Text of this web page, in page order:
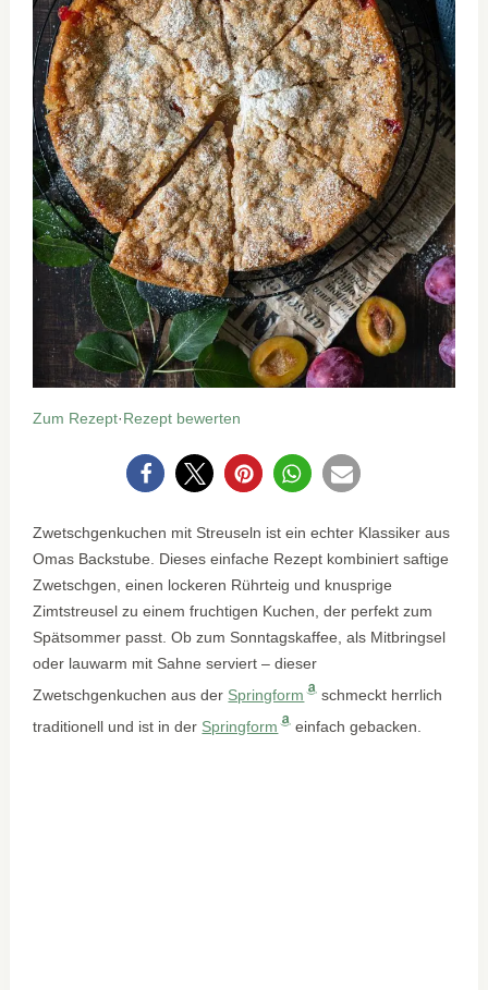
Zum Rezept·Rezept bewerten
0
Zwetschgenkuchen mit Streuseln ist ein echter Klassiker aus
Omas Backstube. Dieses einfache Rezept kombiniert saftige
Zwetschgen, einen lockeren Rührteig und knusprige
Zimtstreusel zu einem fruchtigen Kuchen, der perfekt zum
Spätsommer passt. Ob zum Sonntagskaffee, als Mitbringsel
oder lauwarm mit Sahne serviert – dieser
Zwetschgenkuchen aus der Springform
schmeckt herrlich
traditionell und ist in der Springform einfach gebacken.